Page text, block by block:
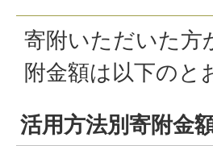
寄附いただいた方
附金額は以下のと
活用方法別寄附金